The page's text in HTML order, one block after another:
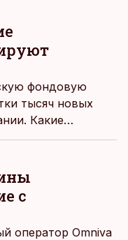
ничего
аналогичные
предъявить и к
фондовую
тысяч новых
Какие
наибольшей
LHV.
с
оператор Omniva